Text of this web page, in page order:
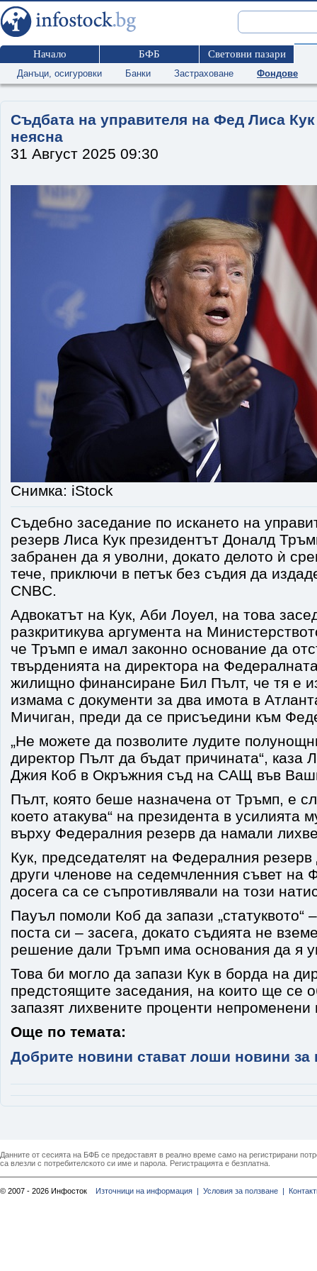
Начало БФБ Световни пазари
Данъци, осигуровки Банки Застраховане Фондове
Съдбата на управителя на Фед Лиса
неясна
31 Август 2025 09:30
Снимка: iStock
Съдебно заседание по искането на
резерв Лиса Кук президентът Доналд
забранен да я уволни, докато делото ѝ
тече, приключи в петък без съдия да
CNBC.
Адвокатът на Кук, Аби Лоуел, на това
разкритикува аргумента на
че Тръмп е имал законно основание да
твърденията на директора на
жилищно финансиране Бил Пълт, че тя е
измама с документи за два имота в
Мичиган, преди да се присъедини към
„Не можете да позволите лудите
директор Пълт да бъдат причината“, каза
Джия Коб в Окръжния съд на САЩ във
Пълт, която беше назначена от Тръмп, е
което атакува“ на президента в усилията
върху Федералния резерв да намали
Кук, председателят на Федералния
други членове на седемчленния съвет на
досега са се съпротивлявали на този
Пауъл помоли Коб да запази „статуквото“
поста си – засега, докато съдията не
решение дали Тръмп има основания да я
Това би могло да запази Кук в борда на
предстоящите заседания, на които ще се
запазят лихвените проценти
Още по темата:
Добрите новини стават лоши новини за
Данните от сесията на БФБ се предоставят в реално време само на регистрирани
са влезли с потребителското си име и парола. Регистрацията е безплатна.
© 2007 - 2026 Инфосток Източници на информация | Условия за ползване |